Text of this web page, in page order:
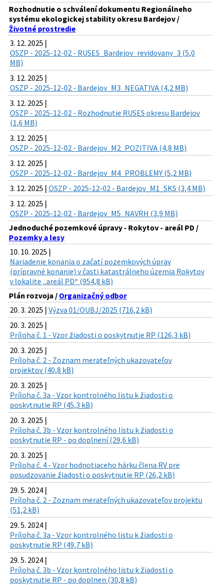
Rozhodnutie o schválení dokumentu Regionálneho
systému ekologickej stability okresu Bardejov /
Životné prostredie
3. 12. 2025 |
OSZP - 2025-12-02 - RUSES_Bardejov_revidovany_3 (5,0
MB)
3. 12. 2025 |
OSZP - 2025-12-02 - Bardejov_M3_NEGATIVA (4,2 MB)
3. 12. 2025 |
OSZP - 2025-12-02 - Rozhodnutie RUSES okresu Bardejov
(1,6 MB)
3. 12. 2025 |
OSZP - 2025-12-02 - Bardejov_M2_POZITIVA (4,8 MB)
3. 12. 2025 |
OSZP - 2025-12-02 - Bardejov_M4_PROBLEMY (5,2 MB)
3. 12. 2025 | OSZP - 2025-12-02 - Bardejov_M1_SKS (3,4 MB)
3. 12. 2025 |
OSZP - 2025-12-02 - Bardejov_M5_NAVRH (3,9 MB)
Jednoduché pozemkové úpravy - Rokytov - areál PD /
Pozemky a lesy
10. 10. 2025 |
Nariadenie konania o začatí pozemkových úprav
(prípravné konanie) v časti katastrálneho územia Rokytov
v lokalite „areál PD“ (954,8 kB)
Plán rozvoja / Organizačný odbor
20. 3. 2025 | Výzva 01/OUBJ/2025 (716,2 kB)
20. 3. 2025 |
Príloha č. 1 - Vzor žiadosti o poskytnutie RP (126,3 kB)
20. 3. 2025 |
Príloha č. 2 - Zoznam merateľných ukazovateľov
projektov (40,8 kB)
20. 3. 2025 |
Príloha č. 3a - Vzor kontrolného listu k žiadosti o
poskytnutie RP (45,3 kB)
20. 3. 2025 |
Príloha č. 3b - Vzor kontrolného listu k žiadosti o
poskytnutie RP - po doplnení (29,6 kB)
20. 3. 2025 |
Príloha č. 4 - Vzor hodnotiaceho hárku člena RV pre
posudzovanie žiadosti o poskytnutie RP (26,2 kB)
29. 5. 2024 |
Príloha č. 2 - Zoznam merateľných ukazovateľov projektu
(51,2 kB)
29. 5. 2024 |
Príloha č. 3a - Vzor kontrolného listu k žiadosti o
poskytnutie RP (49,7 kB)
29. 5. 2024 |
Príloha č. 3b - Vzor kontrolného listu k žiadosti o
poskytnutie RP - po doplnen (30,8 kB)